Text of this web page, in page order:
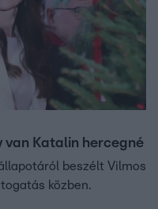
van Katalin hercegné
beszélt Vilmos
közben.